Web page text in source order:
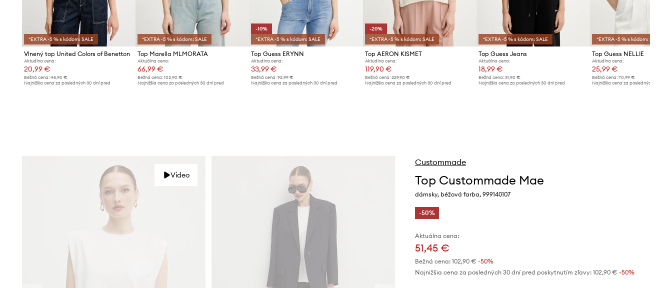
*EXTRA -5 % s kódom: SALE
Vlnený top United Colors of Benetton
Aktuálna cena:
20,99 €
Bežná cena: 45,90 €
Najnižšia cena za posledných 30 dní pred
*EXTRA -5 % s kódom: SALE
Top Marella MLMORATA
Aktuálna cena:
66,99 €
Bežná cena:102,90 €
Najnižšia cena za posledných 30 dní pred
-10%
*EXTRA -5 % s kódom: SALE
Top Guess ERYNN
Aktuálna cena:
33,99 €
Bežná cena: 92,99 €
Najnižšia cena za posledných 30 dní pred
-20%
*EXTRA -5 % s kódom: SALE
Top AERON KISMET
Aktuálna cena:
119,90 €
Bežná cena: 229,90 €
Najnižšia cena za posledných 30 dní pred
*EXTRA -5 % s kódom: SALE
Top Guess Jeans
Aktuálna cena:
18,99 €
Bežná cena:31,90 €
Najnižšia cena za posledných 30 dní pred
*EXTRA -5 % s kódom: SALE
Top Guess NELLIE
Aktuálna cena:
25,99 €
Bežná cena: 70,99 €
Najnižšia cena za posledných 30 dní
Video
Custommade
Top Custommade Mae
dámsky, béžová farba, 999140107
-50%
Aktuálna cena:
51,45 €
Bežná cena: 102,90 € -50%
Najnižšia cena za posledných 30 dní pred poskytnutím zľavy: 102,90 € -50%